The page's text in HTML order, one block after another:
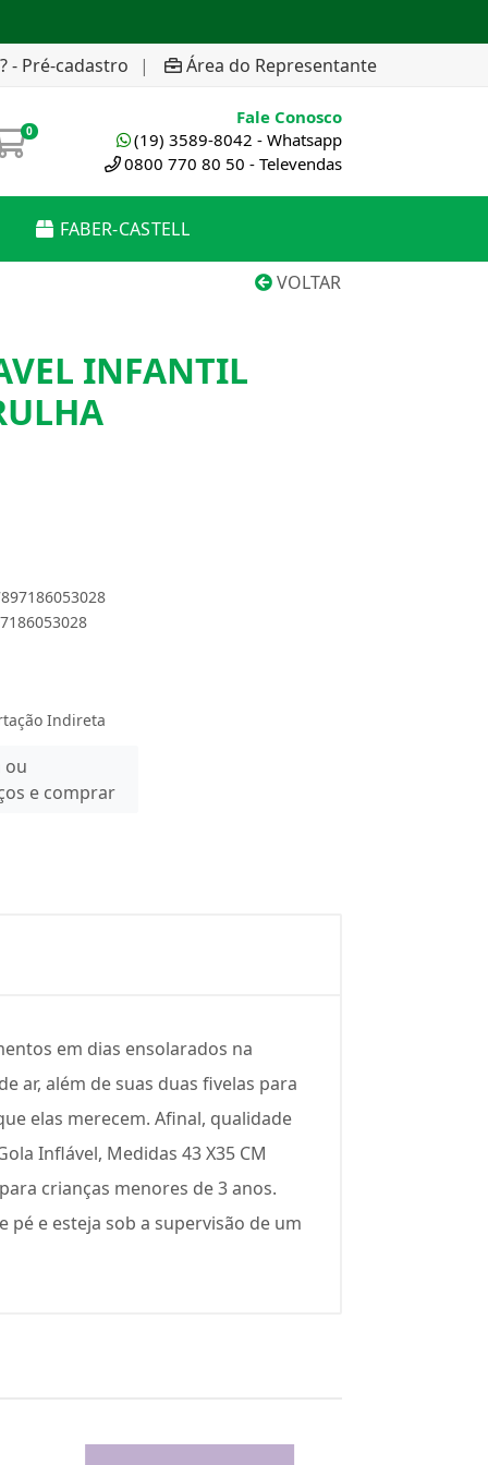
- Pré-cadastro | Área do Representante
0
Fale Conosco
(19) 3589-8042 - Whatsapp
0800 770 80 50 - Televendas
FABER-CASTELL
VOLTAR
INFANTIL
Indireta
ou
e comprar
em dias ensolarados na
ar, além de suas duas fivelas para
elas merecem. Afinal, qualidade
Inflável, Medidas 43 X35 CM
crianças menores de 3 anos.
pé e esteja sob a supervisão de um